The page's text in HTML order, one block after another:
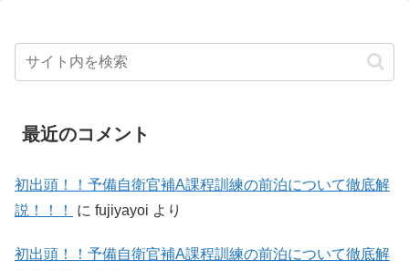
最近のコメント
初出頭！！予備自衛官補A課程訓練の前泊について徹底解
説！！！
に fujiyayoi より
初出頭！！予備自衛官補A課程訓練の前泊について徹底解